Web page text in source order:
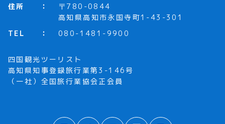
住所
〒780-0844
高知県高知市永国寺町1-43-301
TEL
080-1481-9900
四国観光ツーリスト
高知県知事登録旅行業第3-146号
（一社）全国旅行業協会正会員